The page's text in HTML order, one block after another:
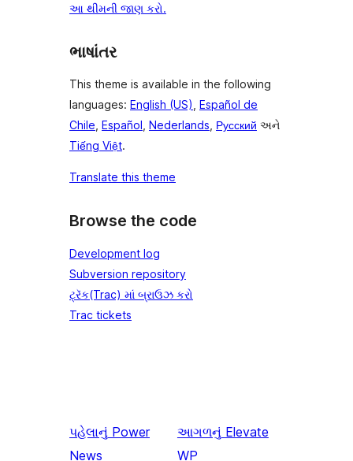
આ થીમની જાણ કરો.
ભાષાંતર
This theme is available in the following
languages: English (US), Español de
Chile, Español, Nederlands, Русский અને
Tiếng Việt.
Translate this theme
Browse the code
Development log
Subversion repository
ટ્રૅક(Trac) માં બ્રાઉઝ કરો
Trac tickets
પહેલાનું Power
News
આગળનું Elevate
WP